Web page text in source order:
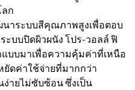
ลก
นาระบบสีคุณภาพสูงเพื่อตอบ
ะบบปิดผิวผนัง โปร-วอลล์ ฟิ
แบบมาเพื่อความคุ้มค่าที่เหนือ
ยัดค่าใช้จ่ายที่มากกว่า
ง่ายไม่ซับซ้อน ซึ่งเป็น